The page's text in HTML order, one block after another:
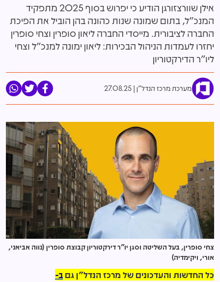
אילן שוורצזורגן הודיע כי יפרוש בסוף 2025 מתפקיד
המנכ"ל, בתום שמונה שנות כהונה בהן הוביל את הפיכת
החברה לציבורית. מייסדי החברה ליאון סופרין וצחי סופרין
יחזרו לעמדות הניהול הבכירות: ליאון ימונה למנכ"ל וצחי
ליו"ר הדירקטוריון
מערכת מרכז הנדל"ן 27.08.25
צחי סופרין, בעל השליטה וסגן יו"ר דירקטוריון קבוצת סופרין (נווה אביאני,
אורי, ויקימדיה)
כל החדשות והעדכונים של מרכז הנדל"ן גם ב-